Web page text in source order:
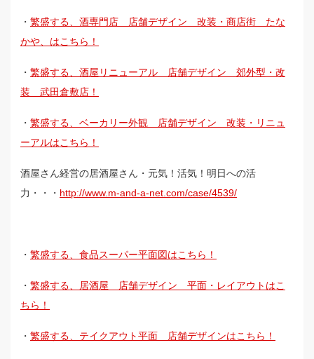
・ 繁盛する、酒専門店 店舗デザイン 改装・商店街 たな
かや、はこちら！
・ 繁盛する、酒屋リニューアル 店舗デザイン 郊外型・改
装 武田倉敷店！
・ 繁盛する、ベーカリー外観 店舗デザイン 改装・リニュ
ーアルはこちら！
酒屋さん経営の居酒屋さん・元気！活気！明日への活
力・・・ http://www.m-and-a-net.com/case/4539/
・ 繁盛する、食品スーパー平面図はこちら！
・ 繁盛する、居酒屋 店舗デザイン 平面・レイアウトはこ
ちら！
・ 繁盛する、テイクアウト平面 店舗デザインはこちら！